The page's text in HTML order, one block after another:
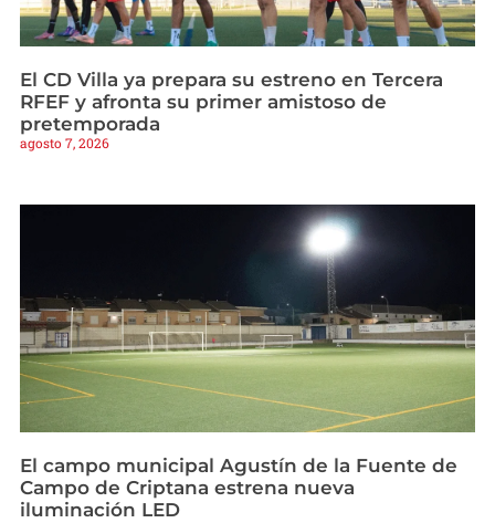
El CD Villa ya prepara su estreno en Tercera
RFEF y afronta su primer amistoso de
pretemporada
agosto 7, 2026
El campo municipal Agustín de la Fuente de
Campo de Criptana estrena nueva
iluminación LED